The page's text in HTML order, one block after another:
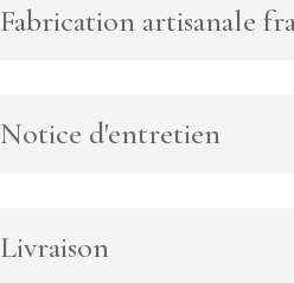
Fabrication artisanale
Notice d'entretien
Livraison